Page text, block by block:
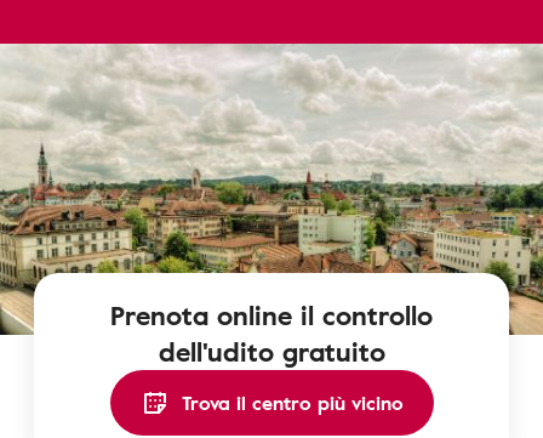
Prenota online il controllo
dell'udito gratuito
Trova il centro più vicino